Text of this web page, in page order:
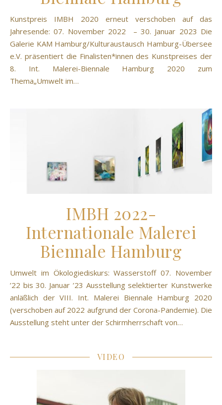
Kunstpreis IMBH 2020 erneut verschoben auf das
Jahresende: 07. November 2022 – 30. Januar 2023 Die
Galerie KAM Hamburg/Kulturaustausch Hamburg-Übersee
e.V. präsentiert die Finalisten*innen des Kunstpreises der
8. Int. Malerei-Biennale Hamburg 2020 zum
Thema„Umwelt im…
IMBH 2022-
Internationale Malerei
Biennale Hamburg
Umwelt im Ökologiediskurs: Wasserstoff 07. November
’22 bis 30. Januar ’23 Ausstellung selektierter Kunstwerke
anläßlich der VIII. Int. Malerei Biennale Hamburg 2020
(verschoben auf 2022 aufgrund der Corona-Pandemie). Die
Ausstellung steht unter der Schirmherrschaft von…
VIDEO